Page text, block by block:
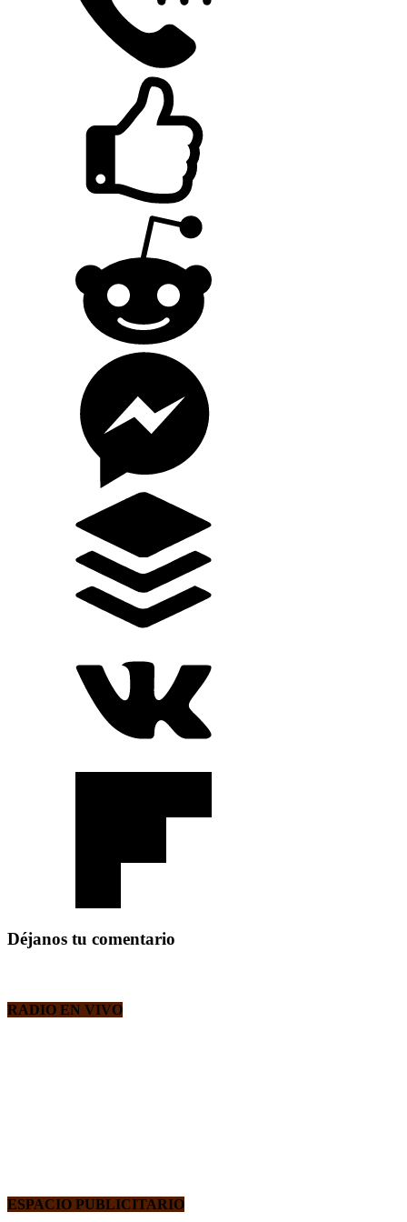
Déjanos tu comentario
RADIO EN VIVO
ESPACIO PUBLICITARIO